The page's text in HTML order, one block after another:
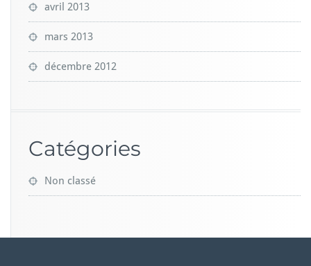
avril 2013
mars 2013
décembre 2012
Catégories
Non classé